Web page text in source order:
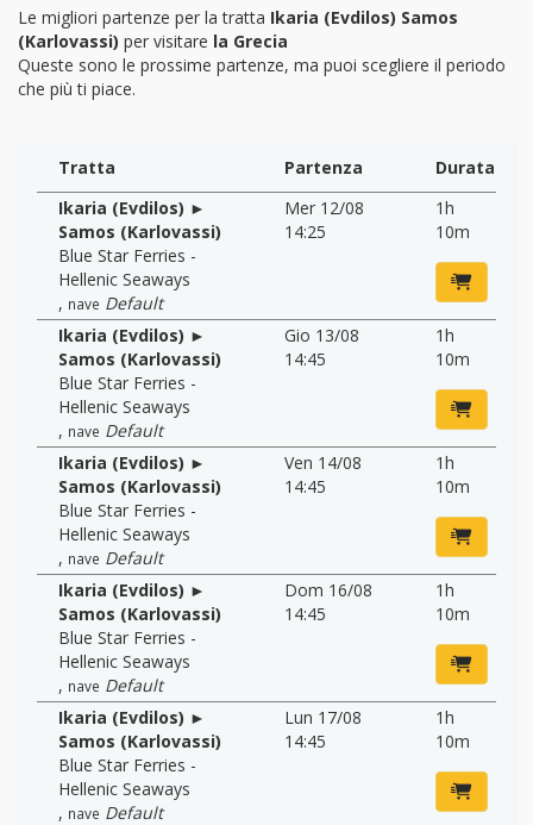
Le migliori partenze per la tratta Ikaria (Evdilos) Samos
(Karlovassi) per visitare la Grecia
Queste sono le prossime partenze, ma puoi scegliere il periodo
che più ti piace.
Tratta Partenza
Durata
Ikaria (Evdilos) ►
Samos (Karlovassi)
Blue Star Ferries -
Hellenic Seaways
, nave Default
Mer 12/08
14:25
1h
10m
Ikaria (Evdilos) ►
Samos (Karlovassi)
Blue Star Ferries -
Hellenic Seaways
, nave Default
Gio 13/08
14:45
1h
10m
Ikaria (Evdilos) ►
Samos (Karlovassi)
Blue Star Ferries -
Hellenic Seaways
, nave Default
Ven 14/08
14:45
1h
10m
Ikaria (Evdilos) ►
Samos (Karlovassi)
Blue Star Ferries -
Hellenic Seaways
, nave Default
Dom 16/08
14:45
1h
10m
Ikaria (Evdilos) ►
Samos (Karlovassi)
Blue Star Ferries -
Hellenic Seaways
, nave Default
Lun 17/08
14:45
1h
10m